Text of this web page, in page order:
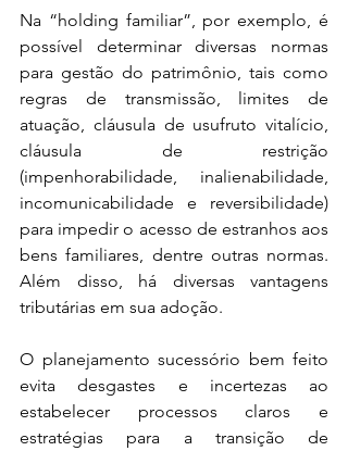
Na “holding familiar”, por exemplo, é
possível determinar diversas normas
para gestão do patrimônio, tais como
regras de transmissão, limites de
atuação, cláusula de usufruto vitalício,
cláusula de restrição
(impenhorabilidade, inalienabilidade,
incomunicabilidade e reversibilidade)
para impedir o acesso de estranhos aos
bens familiares, dentre outras normas.
Além disso, há diversas vantagens
tributárias em sua adoção.
O planejamento sucessório bem feito
evita desgastes e incertezas ao
estabelecer processos claros e
estratégias para a transição de